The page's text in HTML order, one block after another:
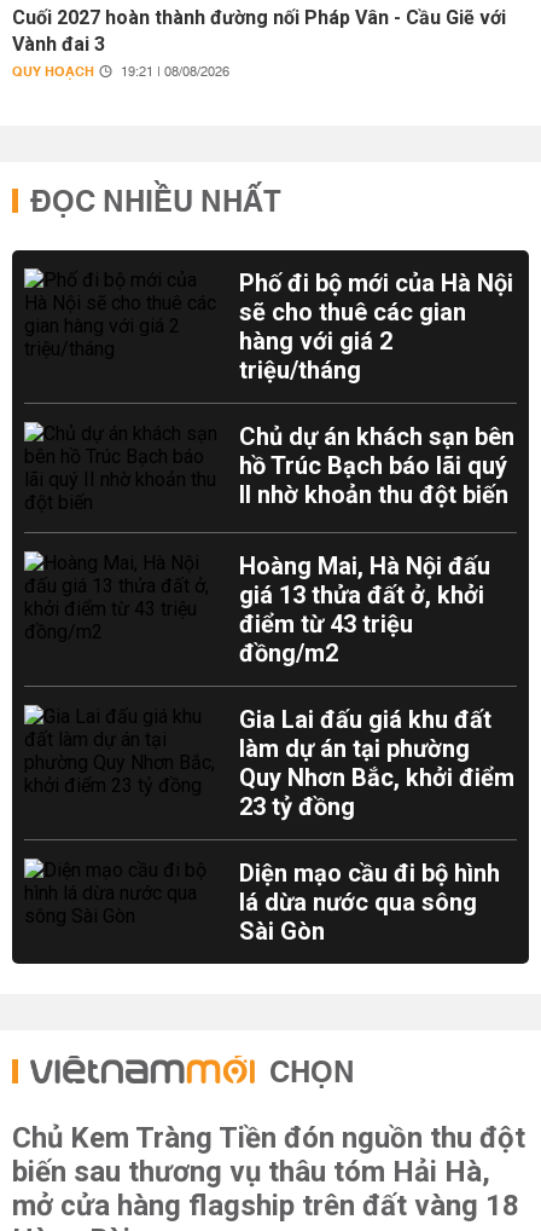
Cuối 2027 hoàn thành đường nối Pháp Vân - Cầu Giẽ với
Vành đai 3
QUY HOẠCH 19:21 | 08/08/2026
ĐỌC NHIỀU NHẤT
Phố đi bộ mới của Hà Nội
sẽ cho thuê các gian
hàng với giá 2
triệu/tháng
Chủ dự án khách sạn bên
hồ Trúc Bạch báo lãi quý
II nhờ khoản thu đột biến
Hoàng Mai, Hà Nội đấu
giá 13 thửa đất ở, khởi
điểm từ 43 triệu
đồng/m2
Gia Lai đấu giá khu đất
làm dự án tại phường
Quy Nhơn Bắc, khởi điểm
23 tỷ đồng
Diện mạo cầu đi bộ hình
lá dừa nước qua sông
Sài Gòn
CHỌN
Chủ Kem Tràng Tiền đón nguồn thu đột
biến sau thương vụ thâu tóm Hải Hà,
mở cửa hàng flagship trên đất vàng 18